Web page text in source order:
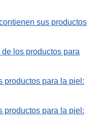
sus productos
los productos para
productos para la piel:
productos para la piel: